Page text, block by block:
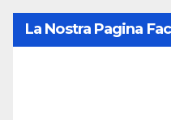
La Nostra Pagina